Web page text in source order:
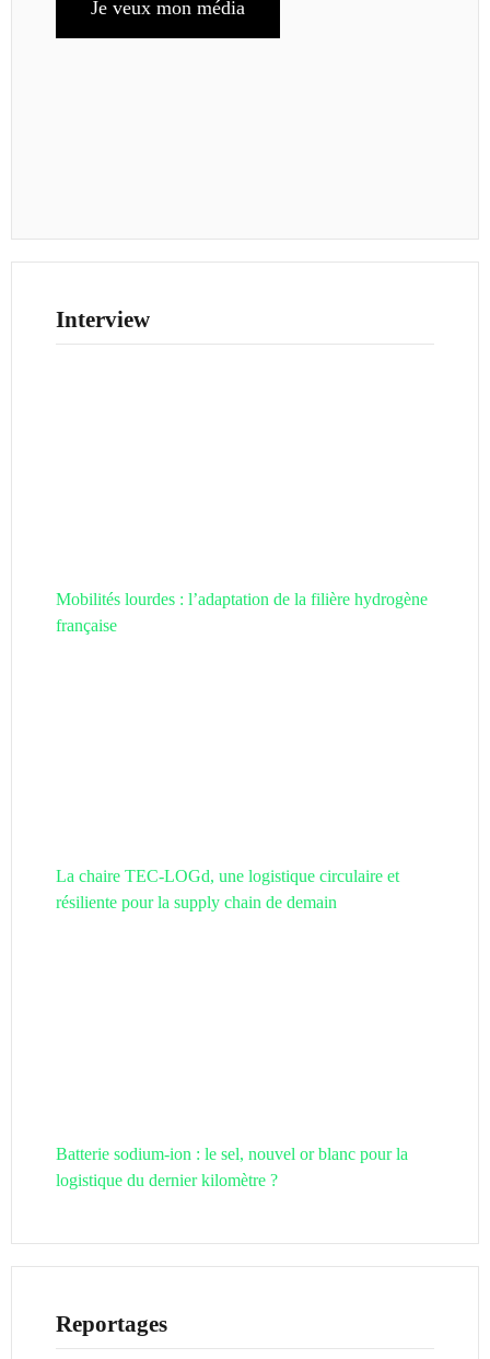
Je veux mon média
Interview
Mobilités lourdes : l’adaptation de la filière hydrogène
française
La chaire TEC-LOGd, une logistique circulaire et
résiliente pour la supply chain de demain
Batterie sodium-ion : le sel, nouvel or blanc pour la
logistique du dernier kilomètre ?
Reportages